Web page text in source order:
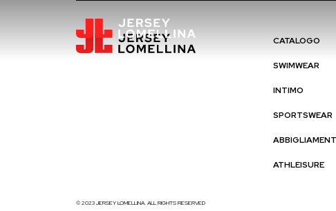
CATALOGO
SWIMWEAR
INTIMO
SPORTSWEAR
ATHLEISURE
© 2023 JERSEY LOMELLINA. ALL RIGHTS RESERVED